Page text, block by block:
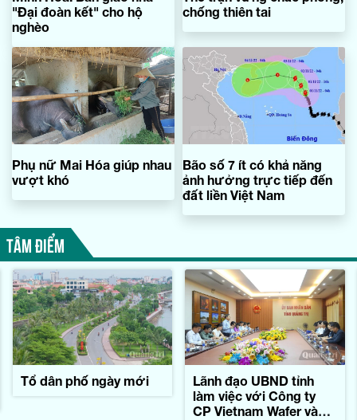
"Đại đoàn kết" cho hộ
nghèo
chống thiên tai
Phụ nữ Mai Hóa giúp nhau
vượt khó
Bão số 7 ít có khả năng
ảnh hưởng trực tiếp đến
đất liền Việt Nam
TÂM ĐIỂM
Tổ dân phố ngày mới
Lãnh đạo UBND tỉnh
làm việc với Công ty
CP Vietnam Wafer và